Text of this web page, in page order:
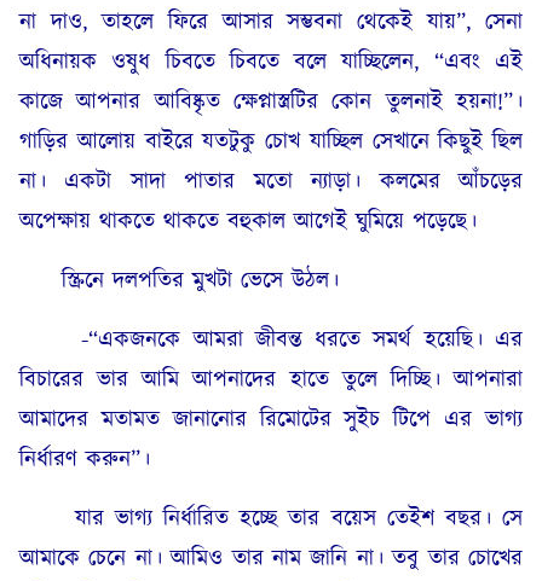
না দাও, তাহলে ফিরে আসার সম্ভবনা থেকেই যায়”, সেনা
অধিনায়ক ওষুধ চিবতে চিবতে বলে যাচ্ছিলেন, “এবং এই
কাজে আপনার আবিষ্কৃত ক্ষেপ্নাস্ত্রটির কোন তুলনাই হয়না!”।
গাড়ির আলোয় বাইরে যতটুকু চোখ যাচ্ছিল সেখানে কিছুই ছিল
না। একটা সাদা পাতার মতো ন্যাড়া। কলমের আঁচড়ের
অপেক্ষায় থাকতে থাকতে বহুকাল আগেই ঘুমিয়ে পড়েছে।
স্ক্রিনে দলপতির মুখটা ভেসে উঠল।
-“একজনকে আমরা জীবন্ত ধরতে সমর্থ হয়েছি। এর
বিচারের ভার আমি আপনাদের হাতে তুলে দিচ্ছি। আপনারা
আমাদের মতামত জানানোর রিমোটের সুইচ টিপে এর ভাগ্য
নির্ধারণ করুন”।
যার ভাগ্য নির্ধারিত হচ্ছে তার বয়েস তেইশ বছর। সে
আমাকে চেনে না। আমিও তার নাম জানি না। তবু তার চোখের